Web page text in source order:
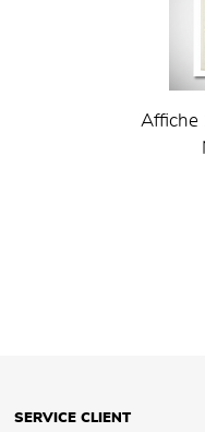
Affiche
SERVICE CLIENT